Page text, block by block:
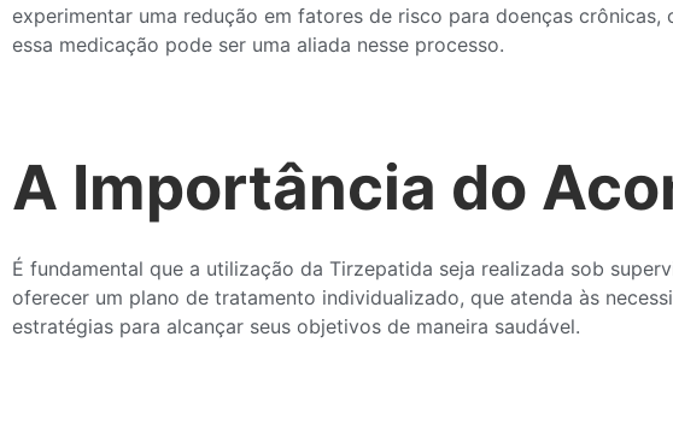
experimentar uma redução em fatores de risco para doenças
essa medicação pode ser uma aliada nesse processo.
A Importância do
É fundamental que a utilização da Tirzepatida seja realizada sob
oferecer um plano de tratamento individualizado, que atenda às
estratégias para alcançar seus objetivos de maneira saudável.